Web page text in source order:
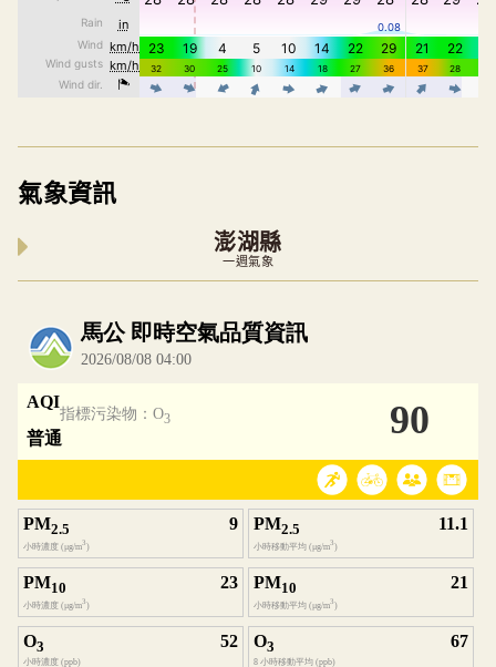
氣象資訊
澎湖縣
一週氣象
內嵌空氣品質小工具為視覺預覽，完整即時空